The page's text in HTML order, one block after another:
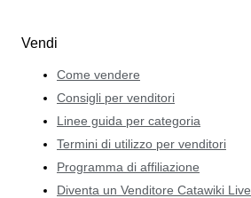
Vendi
Come vendere
Consigli per venditori
Linee guida per categoria
Termini di utilizzo per venditori
Programma di affiliazione
Diventa un Venditore Catawiki Live